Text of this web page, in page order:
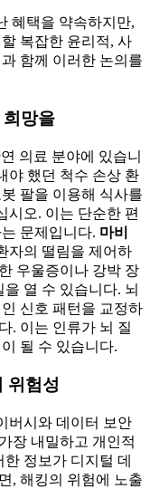
혜택을 약속하지만,
복잡한 윤리적, 사
함께 이러한 논의를
망을
의료 분야에 있습니
야 했던 척수 손상 환
팔을 이용해 식사를
시오. 이는 단순한 편
문제입니다. 마비
자의 떨림을 제어하
우울증이나 강박 장
열 수 있습니다. 뇌
신호 패턴을 교정하
. 이는 인류가 뇌 질
될 수 있습니다.
위험성
버시와 데이터 보안
장 내밀하고 개인적
한 정보가 디지털 데
, 해킹의 위험에 노출